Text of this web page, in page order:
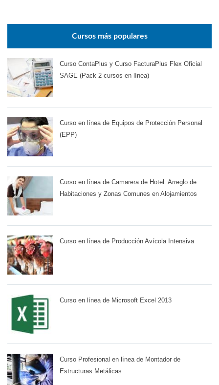
Cursos más populares
Curso ContaPlus y Curso FacturaPlus Flex Oficial
SAGE (Pack 2 cursos en línea)
Curso en línea de Equipos de Protección Personal
(EPP)
Curso en línea de Camarera de Hotel: Arreglo de
Habitaciones y Zonas Comunes en Alojamientos
Curso en línea de Producción Avícola Intensiva
Curso en línea de Microsoft Excel 2013
Curso Profesional en línea de Montador de
Estructuras Metálicas